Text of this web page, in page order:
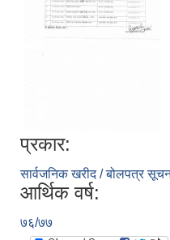
प्रकार:
सार्वजनिक खरीद / बोलपत्र
आर्थिक वर्ष:
७६/७७